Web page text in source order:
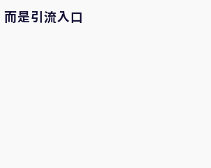
是引流入口